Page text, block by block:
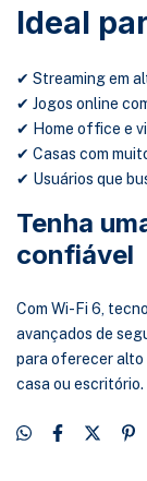
Ideal
✔ Streaming em
✔ Jogos online
✔ Home office e
✔ Casas com
✔ Usuários que
Tenha
confiável
Com Wi-Fi 6,
avançados de
para oferecer alto
casa ou escritório.